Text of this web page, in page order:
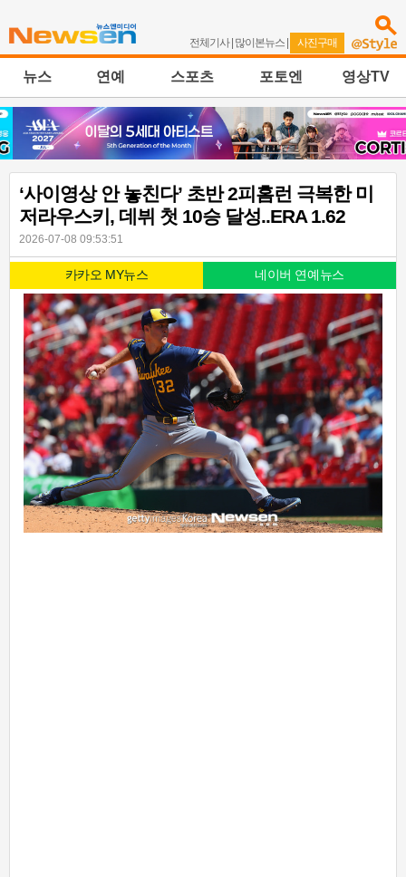
전체기사| 많이본뉴스 | 사진구매
뉴스 연예 스포츠 포토엔 영상TV
‘사이영상 안 놓친다’ 초반 2피홈런 극복한 미
저라우스키, 데뷔 첫 10승 달성..ERA 1.62
2026-07-08 09:53:51
카카오 MY뉴스 네이버 연예뉴스